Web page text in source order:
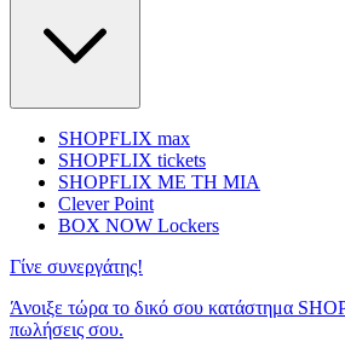
SHOPFLIX max
SHOPFLIX tickets
SHOPFLIX ΜΕ ΤΗ ΜΙΑ
Clever Point
BOX NOW Lockers
Γίνε συνεργάτης!
Άνοιξε τώρα το δικό σου κατάστημα
πωλήσεις σου.